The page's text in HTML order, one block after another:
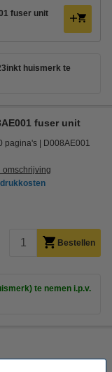
fuser unit
huismerk te
fuser unit
pagina's D008AE001
omschrijving
Bestellen
te nemen i.p.v.